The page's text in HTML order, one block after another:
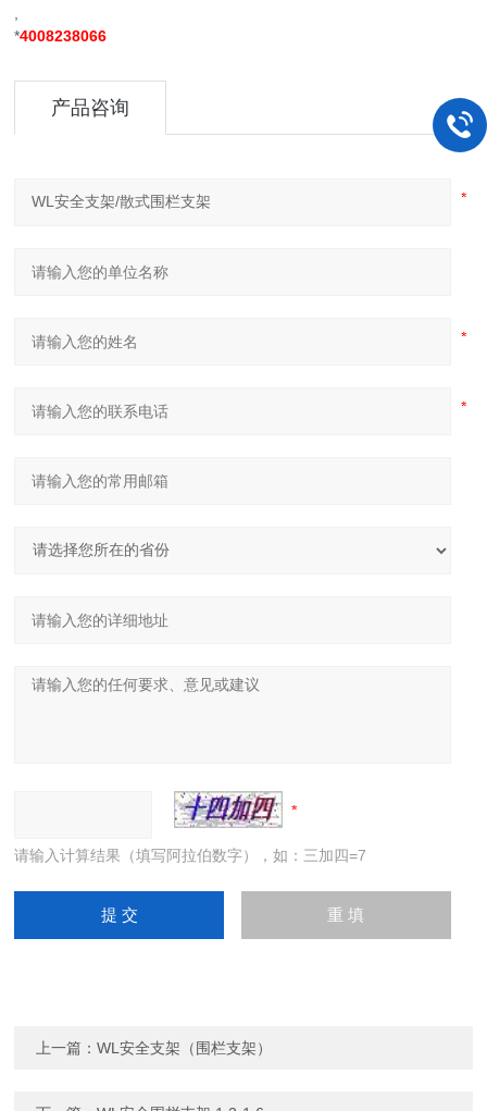
*4008238066
产品咨询
请输入计算结果（填写阿拉伯数字），如：三加四=7
上一篇：WL安全支架（围栏支架）